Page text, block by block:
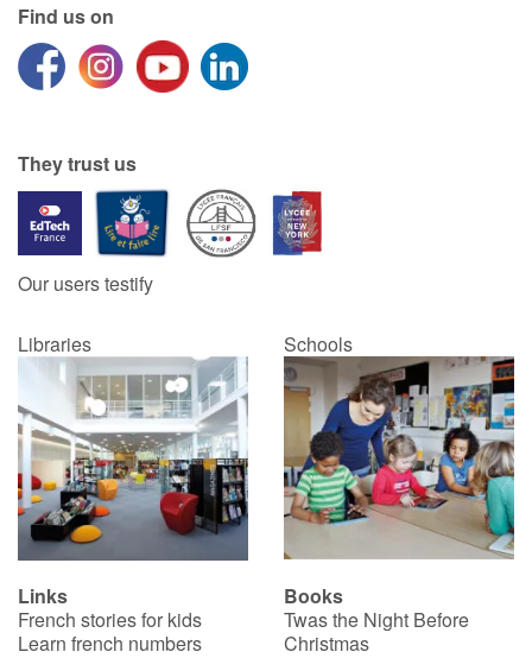
Find us on
They trust us
Our users testify
Libraries Schools
Links
French stories for kids
Learn french numbers
Books
Twas the Night Before
Christmas